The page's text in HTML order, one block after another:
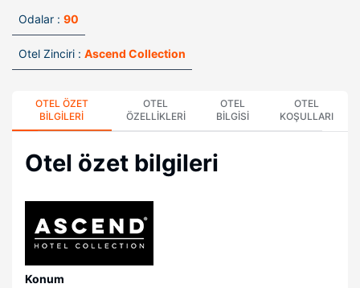
Odalar : 90
Otel Zinciri : Ascend Collection
OTEL ÖZET
BILGILERI
OTEL
ÖZELLIKLERI
OTEL
BILGISI
OTEL
KOŞULLARI
Otel özet bilgileri
Konum